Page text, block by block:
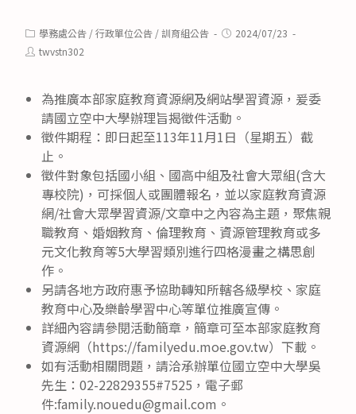
Post
category:
學務處公告 /行政單位公告 /訓育組公告
Post2024/07/23
Posttwvstn302
為推廣本部家庭教育資源網及網站學習資源，爰委
請國立空中大學辦理旨揭徵件活動。
徵件期程：即日起至113年11月1日（星期五）截
止。
徵件對象包括國小組、國高中組及社會大眾組(含大
專校院)，可採個人或團體報名，並以家庭教育資源
網/社會大眾學習資源/文章中之內容為主題，聚焦親
職教育、婚姻教育、倫理教育、資源管理教育或多
元文化教育等5大學習類別進行四格漫畫之構思創
作。
另請各地方政府惠予協助轉知所轄各級學校、家庭
教育中心及樂齡學習中心等單位推廣宣傳。
詳細內容請參閱活動簡章，簡章可至本部家庭教育
資源網（https://familyedu.moe.gov.tw）下載。
如有活動相關問題，請洽承辦單位國立空中大學吳
先生：02-22829355#7525，電子郵
件:family.nouedu@gmail.com。